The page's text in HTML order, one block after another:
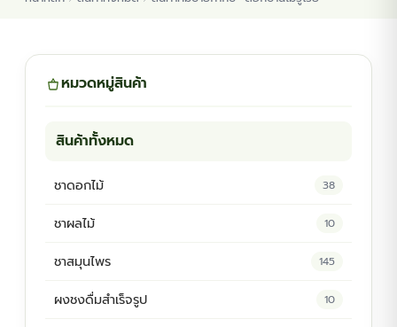
หมวดหมู่สินค้า
สินค้าทั้งหมด
ชาดอกไม้ 38
ชาผลไม้ 10
ชาสมุนไพร 145
ผงชงดื่มสำเร็จรูป 10